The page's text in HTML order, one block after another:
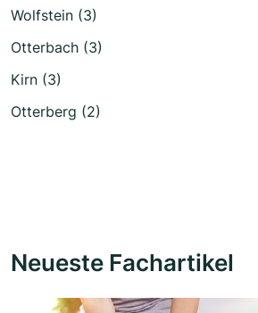
Wolfstein (3)
Otterbach (3)
Kirn (3)
Otterberg (2)
Neueste Fachartikel